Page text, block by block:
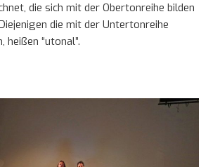
die sich mit der Obertonreihe bilden
die mit der Untertonreihe
“utonal”.